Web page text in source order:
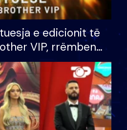
e edicionit të
VIP, rrëmben
prej 100 mijë eurosh